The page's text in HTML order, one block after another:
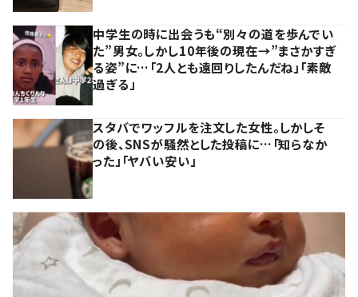
中学生の時に出会うも“別々の道を歩んでい
た”男女。しかし10年後の現在→”まさかすぎ
る姿”に…「2人とも遠回りしたんだね」「素敵
過ぎる」
スタバでワッフルを注文した女性。しかしそ
の後、SNSが騒然とした投稿に…「知らなか
った」「ヤバい安い」